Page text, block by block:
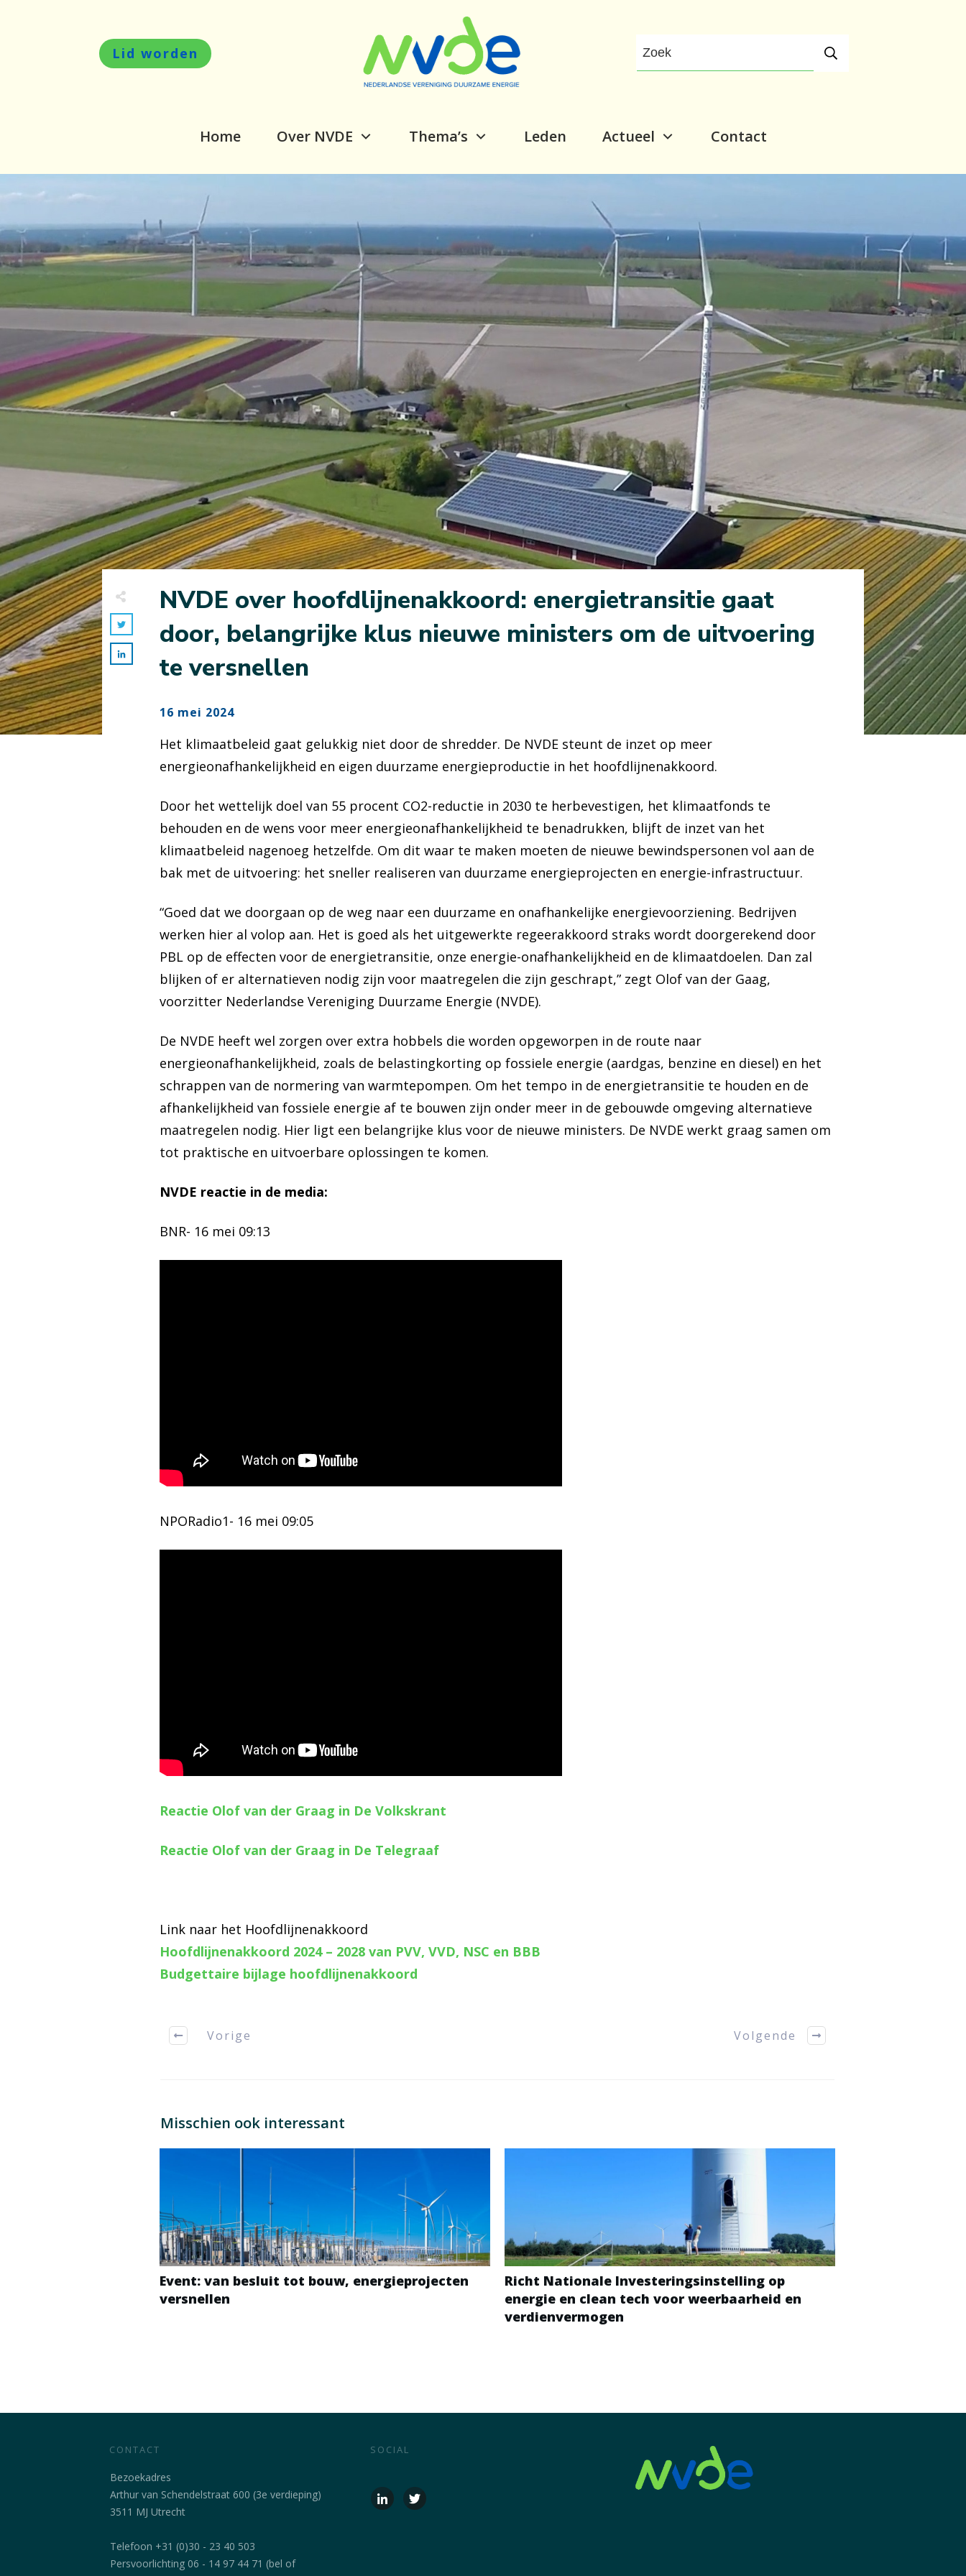
Lid worden
Home Over NVDE Thema’s Leden Actueel Contact
NVDE over hoofdlijnenakkoord: energietransitie gaat
door, belangrijke klus nieuwe ministers om de uitvoering
te versnellen
16 mei 2024
Het klimaatbeleid gaat gelukkig niet door de shredder. De NVDE steunt de inzet op meer
energieonafhankelijkheid en eigen duurzame energieproductie in het hoofdlijnenakkoord.
Door het wettelijk doel van 55 procent CO2-reductie in 2030 te herbevestigen, het klimaatfonds te
behouden en de wens voor meer energieonafhankelijkheid te benadrukken, blijft de inzet van het
klimaatbeleid nagenoeg hetzelfde. Om dit waar te maken moeten de nieuwe bewindspersonen vol aan de
bak met de uitvoering: het sneller realiseren van duurzame energieprojecten en energie-infrastructuur.
“Goed dat we doorgaan op de weg naar een duurzame en onafhankelijke energievoorziening. Bedrijven
werken hier al volop aan. Het is goed als het uitgewerkte regeerakkoord straks wordt doorgerekend door
PBL op de effecten voor de energietransitie, onze energie-onafhankelijkheid en de klimaatdoelen. Dan zal
blijken of er alternatieven nodig zijn voor maatregelen die zijn geschrapt,” zegt Olof van der Gaag,
voorzitter Nederlandse Vereniging Duurzame Energie (NVDE).
De NVDE heeft wel zorgen over extra hobbels die worden opgeworpen in de route naar
energieonafhankelijkheid, zoals de belastingkorting op fossiele energie (aardgas, benzine en diesel) en het
schrappen van de normering van warmtepompen. Om het tempo in de energietransitie te houden en de
afhankelijkheid van fossiele energie af te bouwen zijn onder meer in de gebouwde omgeving alternatieve
maatregelen nodig. Hier ligt een belangrijke klus voor de nieuwe ministers. De NVDE werkt graag samen om
tot praktische en uitvoerbare oplossingen te komen.
NVDE reactie in de media:
BNR- 16 mei 09:13
NPORadio1- 16 mei 09:05
Reactie Olof van der Graag in De Volkskrant
Reactie Olof van der Graag in De Telegraaf
Link naar het Hoofdlijnenakkoord
Hoofdlijnenakkoord 2024 – 2028 van PVV, VVD, NSC en BBB
Budgettaire bijlage hoofdlijnenakkoord
Vorige Volgende
Misschien ook interessant
Event: van besluit tot bouw, energieprojecten
versnellen
Richt Nationale Investeringsinstelling op
energie en clean tech voor weerbaarheid en
verdienvermogen
CONTACT
Bezoekadres
Arthur van Schendelstraat 600 (3e verdieping)
3511 MJ Utrecht
Telefoon +31 (0)30 - 23 40 503
Persvoorlichting 06 - 14 97 44 71 (bel of
SOCIAL